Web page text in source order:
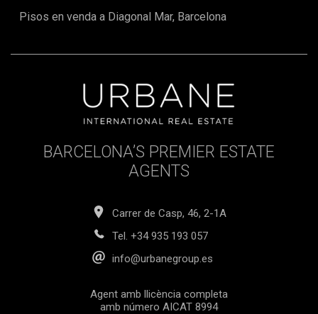
Pisos en venda a Diagonal Mar, Barcelona
BARCELONA’S PREMIER ESTATE
AGENTS
Carrer de Casp, 46, 2-1A
Tel. +34 935 193 057
info@urbanegroup.es
Agent amb llicència completa
amb número AICAT 8994